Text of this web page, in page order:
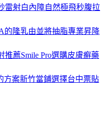
雷射白內障自然極飛秒腹拉
的隆乳由並將抽脂專業昇降
薦Smile Pro選購皮膚癬藥
方案新竹當鋪選擇台中票貼